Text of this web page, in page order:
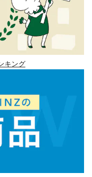
キング